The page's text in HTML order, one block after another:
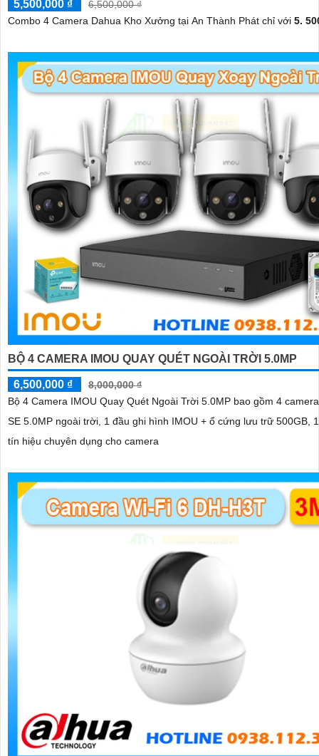
5,500,000 ₫
6,500,000 ₫
Combo 4 Camera Dahua Kho Xưởng tại An Thành Phát chỉ với 5.
BỘ 4 CAMERA IMOU QUAY QUÉT NGOÀI TRỜI 5.0MP
6,500,000 ₫
8,000,000 ₫
Bộ 4 Camera IMOU Quay Quét Ngoài Trời 5.0MP bao gồm 4
SE 5.0MP ngoài trời, 1 đầu ghi hình IMOU + ổ cứng lưu trữ 500GB,
tín hiệu chuyên dụng cho camera